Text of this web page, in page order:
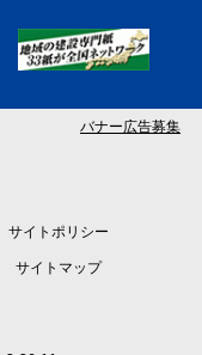
バナー広告募集
サイトポリシー
サイトマップ